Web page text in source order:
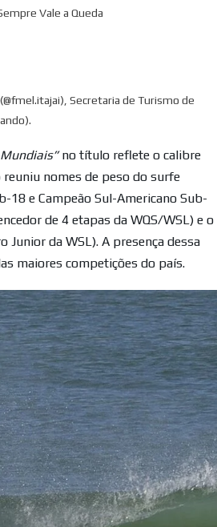
Vale a Queda
Secretaria de Turismo de
no título reflete o calibre
nomes de peso do surfe
18 e Campeão Sul-Americano Sub-
de 4 etapas da WQS/WSL) e o
Junior da WSL). A presença dessa
maiores competições do país.